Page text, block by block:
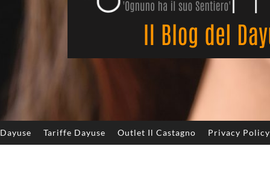
Dayuse Tariffe Dayuse Outlet Il Castagno Privacy Policy